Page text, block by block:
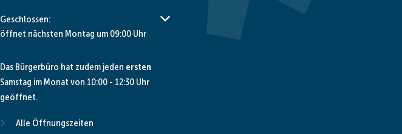
Klicken, um weitere Öffnungs- oder Schließzeiten auszublenden
Geschlossen:
öffnet nächsten Montag um 09:00 Uhr
Das Bürgerbüro hat zudem jeden ersten
Samstag im Monat von 10:00 - 12:30 Uhr
geöffnet.
Alle Öffnungszeiten